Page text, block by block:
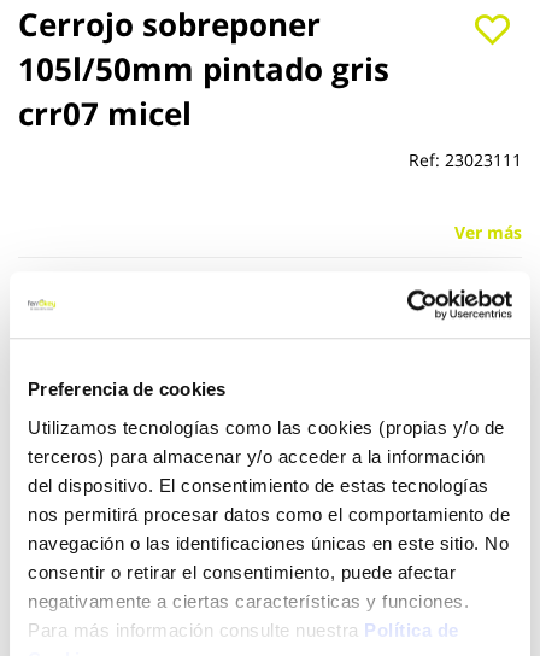
Preferencia de cookies
Utilizamos tecnologías como las cookies (propias y/o de
terceros) para almacenar y/o acceder a la información
del dispositivo. El consentimiento de estas tecnologías
nos permitirá procesar datos como el comportamiento de
navegación o las identificaciones únicas en este sitio. No
consentir o retirar el consentimiento, puede afectar
negativamente a ciertas características y funciones.
Para más información consulte nuestra Política de
Cerrojo sobreponer
105l/50mm pintado gris
crr07 micel
Ref: 23023111
Ver más
18,65 €
Click&Collect - Recogida gratis
en nuestras tiendas
Envío a domicilio:
5 días hábiles
+ INFO
Saltar
al
comienzo
de
la
galería